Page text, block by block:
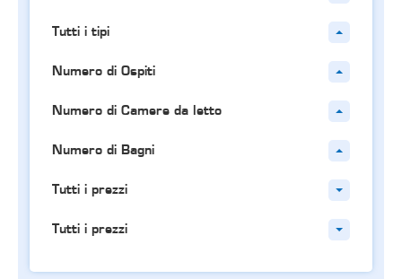
Tutti i tipi
Numero di Ospiti
Numero di Camere da letto
Numero di Bagni
Tutti i prezzi
Tutti i prezzi